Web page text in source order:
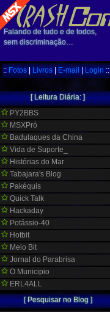
Falando de tudo e de todos,
sem discriminação…
::Fotos|Livros|E-mail|Login::
[ Leitura Diária: ]
PY2BBS
MSXPró
Badulaques da China
Vida de Suporte_
Histórias do Mar
Tabajara's Blog
Pakéquis
Quick Talk
Hackaday
Potássio-40
Hotbit
Meio Bit
Jornal do Parabrisa
O Municipio
ERL4ALL
[ Pesquisar no Blog ]